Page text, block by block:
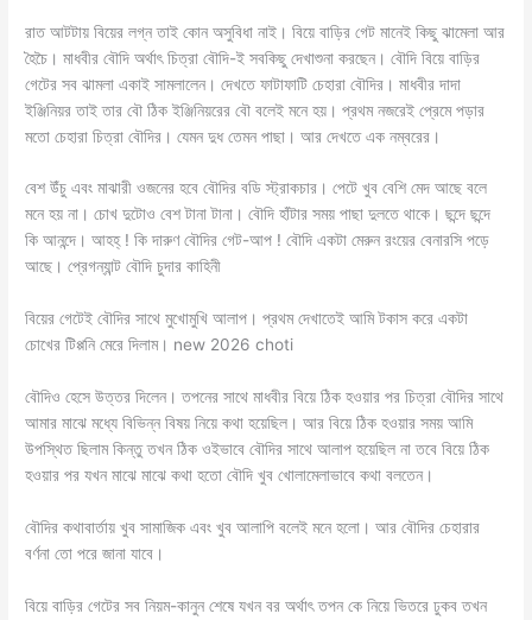
রাত আটটায় বিয়ের লগ্ন তাই কোন অসুবিধা নাই। বিয়ে বাড়ির গেট মানেই কিছু ঝামেলা আর
হৈচৈ। মাধবীর বৌদি অর্থাৎ চিত্রা বৌদি-ই সবকিছু দেখাশুনা করছেন। বৌদি বিয়ে বাড়ির
গেটের সব ঝামলা একাই সামলালেন। দেখতে ফাটাফাটি চেহারা বৌদির। মাধবীর দাদা
ইঞ্জিনিয়র তাই তার বৌ ঠিক ইঞ্জিনিয়রের বৌ বলেই মনে হয়। প্রথম নজরেই প্রেমে পড়ার
মতো চেহারা চিত্রা বৌদির। যেমন দুধ তেমন পাছা। আর দেখতে এক নম্বরের।
বেশ উঁচু এবং মাঝারী ওজনের হবে বৌদির বডি স্ট্রাকচার। পেটে খুব বেশি মেদ আছে বলে
মনে হয় না। চোখ দুটোও বেশ টানা টানা। বৌদি হাঁটার সময় পাছা দুলতে থাকে। ছন্দে ছন্দে
কি আনন্দে। আহহ্ ! কি দারুণ বৌদির গেট-আপ ! বৌদি একটা মেরুন রংয়ের বেনারসি পড়ে
আছে। প্রেগন্যান্ট বৌদি চুদার কাহিনী
বিয়ের গেটেই বৌদির সাথে মুখোমুখি আলাপ। প্রথম দেখাতেই আমি টকাস করে একটা
চোখের টিপ্পনি মেরে দিলাম। new 2026 choti
বৌদিও হেসে উত্তর দিলেন। তপনের সাথে মাধবীর বিয়ে ঠিক হওয়ার পর চিত্রা বৌদির সাথে
আমার মাঝে মধ্যে বিভিন্ন বিষয় নিয়ে কথা হয়েছিল। আর বিয়ে ঠিক হওয়ার সময় আমি
উপস্থিত ছিলাম কিন্তু তখন ঠিক ওইভাবে বৌদির সাথে আলাপ হয়েছিল না তবে বিয়ে ঠিক
হওয়ার পর যখন মাঝে মাঝে কথা হতো বৌদি খুব খোলামেলাভাবে কথা বলতেন।
বৌদির কথাবার্তায় খুব সামাজিক এবং খুব আলাপি বলেই মনে হলো। আর বৌদির চেহারার
বর্ণনা তো পরে জানা যাবে।
বিয়ে বাড়ির গেটের সব নিয়ম-কানুন শেষে যখন বর অর্থাৎ তপন কে নিয়ে ভিতরে ঢুকব তখন